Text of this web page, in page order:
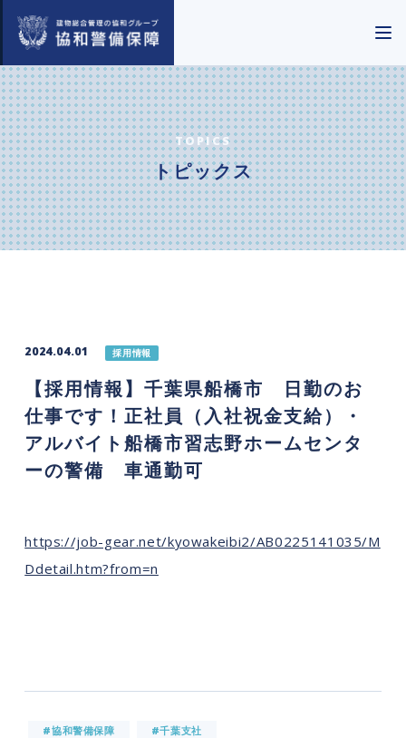
TOPICS
トピックス
2024.04.01 採用情報
【採用情報】千葉県船橋市 日勤のお
仕事です！正社員（入社祝金支給）・
アルバイト船橋市習志野ホームセンタ
ーの警備 車通勤可
https://job-gear.net/kyowakeibi2/AB0225141035/M
Ddetail.htm?from=n
#協和警備保障 #千葉支社